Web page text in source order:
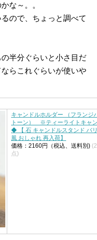
な～。。
ので、ちょっと調べて
半分ぐらいと小さ目だ
らこれぐらいが使いや
キャンドルホルダー （フランジ
トーン） ※ティーライトキャ
◆ 【 石 キャンドルスタンド バ
風 おしゃれ 再入荷】
価格：2160円（税込、送料別)
点)